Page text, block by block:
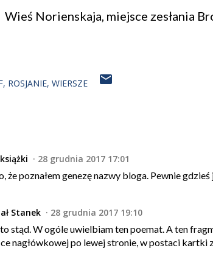
Wieś Norienskaja, miejsce zesłania
ROSJANIE WIERSZE
28 grudnia 2017 17:01
że poznałem genezę nazwy bloga. Pewnie
Stanek
28 grudnia 2017 19:10
stąd. W ogóle uwielbiam ten poemat. A ten
nagłówkowej po lewej stronie, w postaci kartki